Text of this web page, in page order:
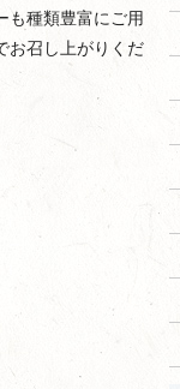
も種類豊富にご用
お召し上がりくだ